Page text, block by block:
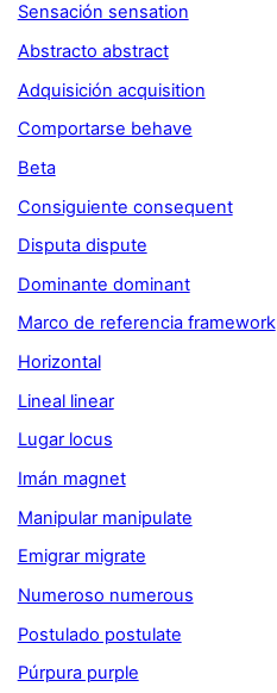
Sensación sensation
Abstracto abstract
Adquisición acquisition
Comportarse behave
Beta
Consiguiente consequent
Disputa dispute
Dominante dominant
Marco de referencia framework
Horizontal
Lineal linear
Lugar locus
Imán magnet
Manipular manipulate
Emigrar migrate
Numeroso numerous
Postulado postulate
Púrpura purple